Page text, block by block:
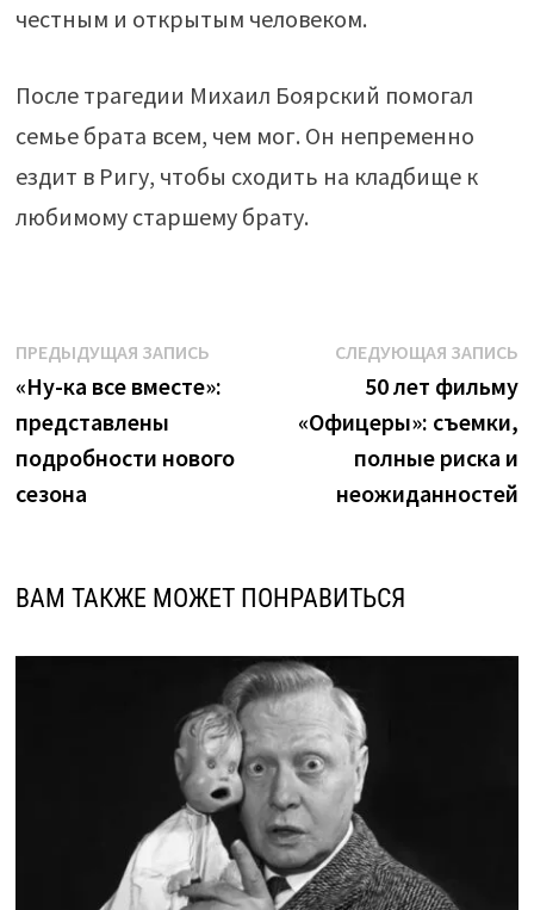
честным и открытым человеком.
После трагедии Михаил Боярский помогал
семье брата всем, чем мог. Он непременно
ездит в Ригу, чтобы сходить на кладбище к
любимому старшему брату.
Навигация
по
записям
ПРЕДЫДУЩАЯ ЗАПИСЬПредыдущая
запись:
«Ну-ка все вместе»:
представлены
подробности нового
сезона
СЛЕДУЮЩАЯ ЗАПИСЬ
50 лет фильму
«Офицеры»: съемки,
полные риска и
неожиданностей
ВАМ ТАКЖЕ МОЖЕТ ПОНРАВИТЬСЯ